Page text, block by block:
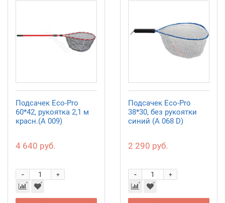
Подсачек Eco-Pro
60*42, рукоятка 2,1 м
красн.(А 009)
4 640 руб.
+
-
Подсачек Eco-Pro
38*30, без рукоятки
синий (А 068 D)
2 290 руб.
+
-